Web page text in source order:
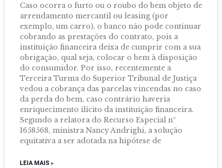
Caso ocorra o furto ou o roubo do bem objeto de
arrendamento mercantil ou leasing (por
exemplo, um carro), o banco não pode continuar
cobrando as prestações do contrato, pois a
instituição financeira deixa de cumprir com a sua
obrigação, qual seja, colocar o bem à disposição
do consumidor. Por isso, recentemente a
Terceira Turma do Superior Tribunal de Justiça
vedou a cobrança das parcelas vincendas no caso
da perda do bem, caso contrário haveria
enriquecimento ilícito da instituição financeira.
Segundo a relatora do Recurso Especial nº
1658568, ministra Nancy Andrighi, a solução
equitativa a ser adotada na hipótese de
LEIA MAIS »